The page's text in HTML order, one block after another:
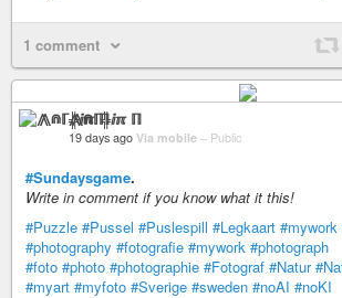
1 comment
⨇⋒ℾ╬ⅈℼ ℿ
19 days ago Via mobile – Public
#Sundaysgame.
Write in comment if you know what it this!
#Puzzle #Pussel #Puslespill #Legkaart #mywork
#photography #fotografie #mywork #photograph
#foto #photo #photographie #Fotograf #Natur
#myart #myfoto #Sverige #sweden #noAI #noKI